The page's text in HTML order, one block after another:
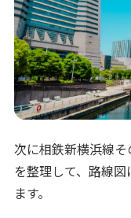
次に相鉄新横浜線
を整理して、路線
ます。